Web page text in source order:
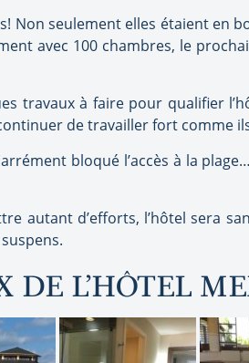
Non seulement elles étaient en
avec 100 chambres, le
travaux à faire pour qualifier
de travailler fort comme
bloqué l’accès à la
autant d’efforts, l’hôtel sera
DE L’HÔTEL